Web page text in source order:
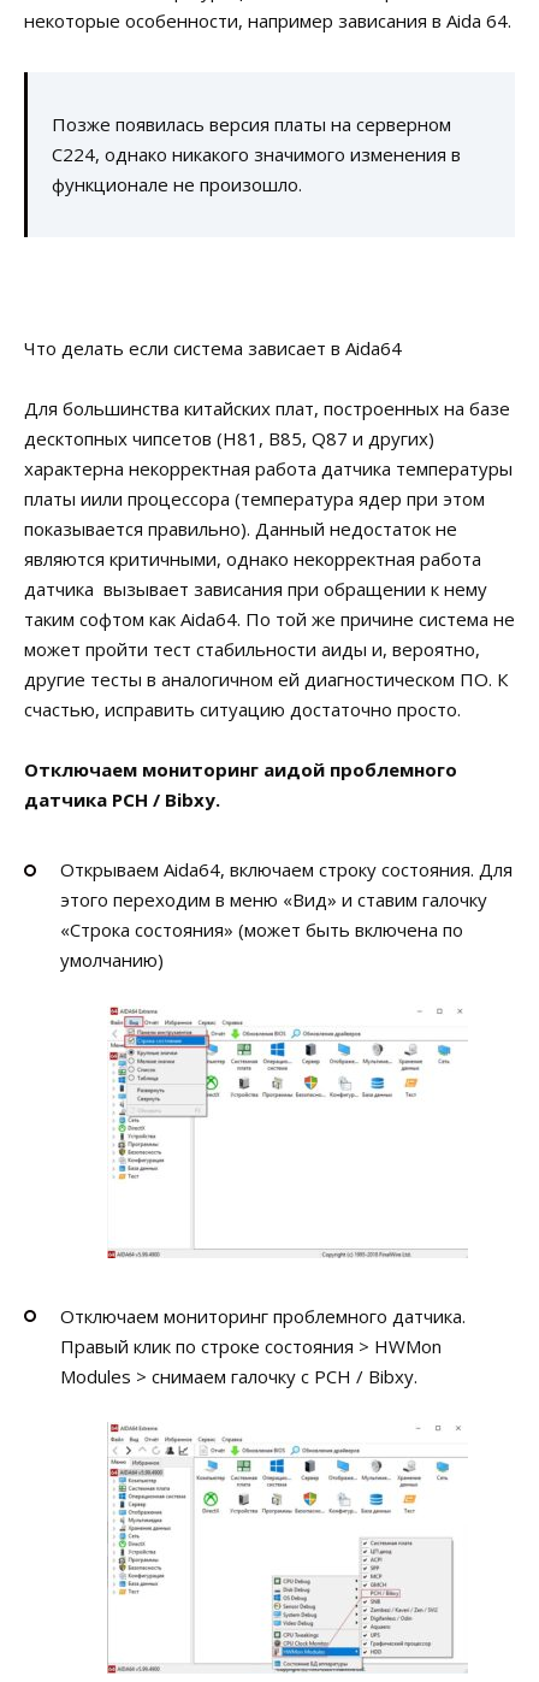
некоторые особенности, например зависания в Aida 64.
Позже появилась версия платы на серверном
C224, однако никакого значимого изменения в
функционале не произошло.
Что делать если система зависает в Aida64
Для большинства китайских плат, построенных на базе
десктопных чипсетов (H81, B85, Q87 и других)
характерна некорректная работа датчика температуры
платы иили процессора (температура ядер при этом
показывается правильно). Данный недостаток не
являются критичными, однако некорректная работа
датчика вызывает зависания при обращении к нему
таким софтом как Aida64. По той же причине система не
может пройти тест стабильности аиды и, вероятно,
другие тесты в аналогичном ей диагностическом ПО. К
счастью, исправить ситуацию достаточно просто.
Отключаем мониторинг аидой проблемного
датчика PCH / Bibxy.
Открываем Aida64, включаем строку состояния. Для
этого переходим в меню «Вид» и ставим галочку
«Строка состояния» (может быть включена по
умолчанию)
Отключаем мониторинг проблемного датчика.
Правый клик по строке состояния > HWMon
Modules > снимаем галочку с PCH / Bibxy.